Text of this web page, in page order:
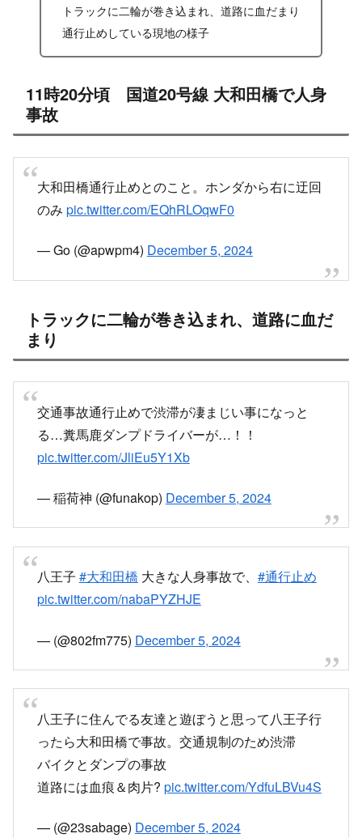
トラックに二輪が巻き込まれ、道路に血だまり
通行止めしている現地の様子
11時20分頃 国道20号線 大和田橋で人身
事故
大和田橋通行止めとのこと。ホンダから右に迂回
のみ pic.twitter.com/EQhRLOqwF0
— Go (@apwpm4) December 5, 2024
トラックに二輪が巻き込まれ、道路に血だ
まり
交通事故通行止めで渋滞が凄まじい事になっと
る…糞馬鹿ダンプドライバーが…！！
pic.twitter.com/JliEu5Y1Xb
— 稲荷神 (@funakop) December 5, 2024
八王子 #大和田橋 大きな人身事故で、 #通行止め
pic.twitter.com/nabaPYZHJE
— (@802fm775) December 5, 2024
八王子に住んでる友達と遊ぼうと思って八王子行
ったら大和田橋で事故。交通規制のため渋滞
バイクとダンプの事故
道路には血痕＆肉片? pic.twitter.com/YdfuLBVu4S
— (@23sabage) December 5, 2024